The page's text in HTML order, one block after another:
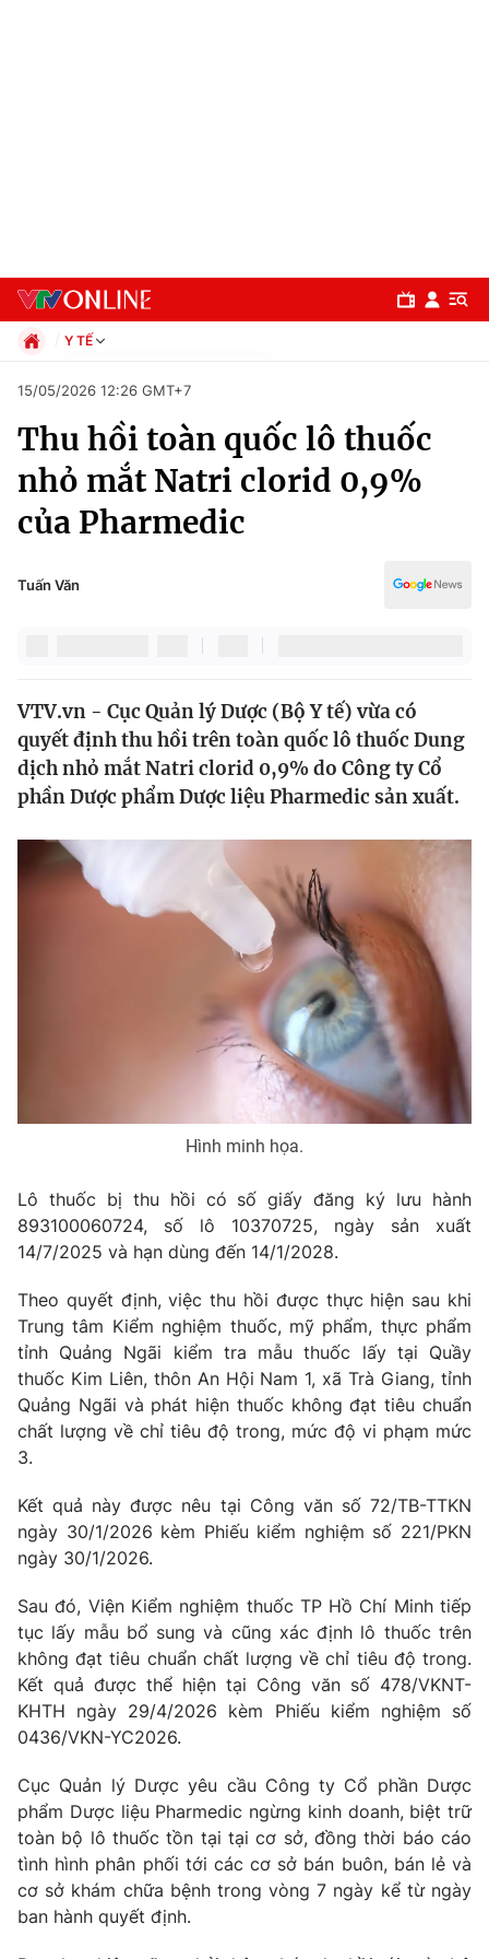
Chuyên mục
Chính trị
Thế giới
Tin tức
Thế giới đó đây
Câu chuyện quốc tế
Kinh tế
Tài chính
Thị trường
Dữ liệu và đời sống
Chất lượng cuộc sống
Giáo dục
Học trực tuyến
Công nghệ
Hitech Công nghệ tương lai
Thị trường
Tư vấn
Giao lưu trực tuyến
Lịch phát sóng
Chuyên mục khác
Emagazine Podcast
Photo Infographic
Video
VTV Money VTV Thể thao
VTV Sức khoẻ Bất động sản
VTV4 Vươn mình bằng AI
VTV9 VTV8
Y TẾ
Xã hội
Pháp luật
Kinh tế
Thể thao
Truyền hình
15/05/2026 12:26 GMT+7
Thu hồi toàn quốc lô thuốc
nhỏ mắt Natri clorid 0,9%
của Pharmedic
Tuấn Văn
VTV.vn - Cục Quản lý Dược (Bộ Y tế) vừa có
quyết định thu hồi trên toàn quốc lô thuốc Dung
dịch nhỏ mắt Natri clorid 0,9% do Công ty Cổ
phần Dược phẩm Dược liệu Pharmedic sản xuất.
Hình minh họa.
Lô thuốc bị thu hồi có số giấy đăng ký lưu hành
893100060724, số lô 10370725, ngày sản xuất
14/7/2025 và hạn dùng đến 14/1/2028.
Theo quyết định, việc thu hồi được thực hiện sau khi
Trung tâm Kiểm nghiệm thuốc, mỹ phẩm, thực phẩm
tỉnh Quảng Ngãi kiểm tra mẫu thuốc lấy tại Quầy
thuốc Kim Liên, thôn An Hội Nam 1, xã Trà Giang, tỉnh
Quảng Ngãi và phát hiện thuốc không đạt tiêu chuẩn
chất lượng về chỉ tiêu độ trong, mức độ vi phạm mức
3.
Kết quả này được nêu tại Công văn số 72/TB-TTKN
ngày 30/1/2026 kèm Phiếu kiểm nghiệm số 221/PKN
ngày 30/1/2026.
Sau đó, Viện Kiểm nghiệm thuốc TP Hồ Chí Minh tiếp
tục lấy mẫu bổ sung và cũng xác định lô thuốc trên
không đạt tiêu chuẩn chất lượng về chỉ tiêu độ trong.
Kết quả được thể hiện tại Công văn số 478/VKNT-
KHTH ngày 29/4/2026 kèm Phiếu kiểm nghiệm số
0436/VKN-YC2026.
Cục Quản lý Dược yêu cầu Công ty Cổ phần Dược
phẩm Dược liệu Pharmedic ngừng kinh doanh, biệt trữ
toàn bộ lô thuốc tồn tại tại cơ sở, đồng thời báo cáo
tình hình phân phối tới các cơ sở bán buôn, bán lẻ và
cơ sở khám chữa bệnh trong vòng 7 ngày kể từ ngày
ban hành quyết định.